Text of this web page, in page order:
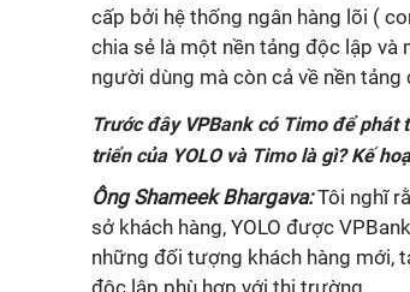
cấp bởi hệ thống ngân hàng lõi (
chia sẻ là một nền tảng độc lập và
người dùng mà còn cả về nền tảng
Trước đây VPBank có Timo để
triển của YOLO và Timo là gì? Kế
Ông Shameek Bhargava:Tôi nghĩ
sở khách hàng, YOLO được
những đối tượng khách hàng mới,
độc lập phù hợp với thị trường.